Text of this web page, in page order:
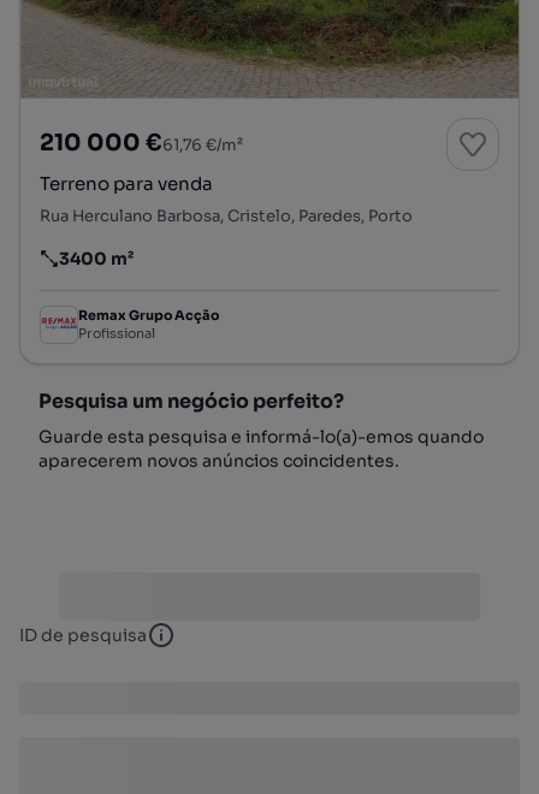
210 000 €61,76 €/m²
Terreno para venda
Rua Herculano Barbosa, Cristelo, Paredes, Porto
Preço por metro quadrado
3400 m²
Remax Grupo Acção
Profissional
Pesquisa um negócio perfeito?
Guarde esta pesquisa e informá-lo(a)-emos quando
aparecerem novos anúncios coincidentes.
ID de pesquisa ID de pesquisa